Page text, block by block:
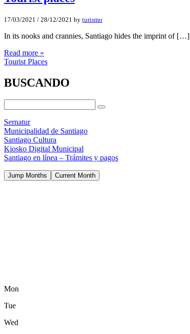
17/03/2021 / 28/12/2021 by turismo
In its nooks and crannies, Santiago hides the imprint of […]
Read more »
Tourist Places
BUSCANDO
Sernatur
Municipalidad de Santiago
Santiago Cultura
Kiosko Digital Municipal
Santiago en línea – Trámites y pagos
Jump Months Current Month
Mon
Tue
Wed